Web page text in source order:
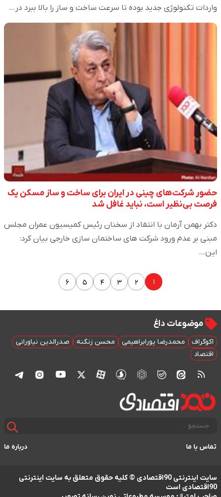
واردات تکنولوژی جدید بوده تا سرعت ساخت و ساز را بالا ببرد در…
حضور شرکت‌های چینی در ایران برای ساخت و ساز مسکن یک
فرصت بی‌نظیر است، نباید غافل شد
دکتر بهمن آرمان با انتقاد از سخنان رئیس کمیسیون عمران مجلس
مبنی بر عدم ورود شرکت های ساختمان سازی خارجی بیان کرد:
این…
۱ ۲ ۳ ۴ ۵ ۶
موضوعات داغ
اکوگراف محمدرضا پورابراهیمی محسن زنگنه
صدرالدین نیاورانی
اقتصاد
تماس با ما درباره ما
سایت اینترنتی 90اقتصادی © کلیه حقوق متعلق به سایت اینترنتی
90اقتصادی است